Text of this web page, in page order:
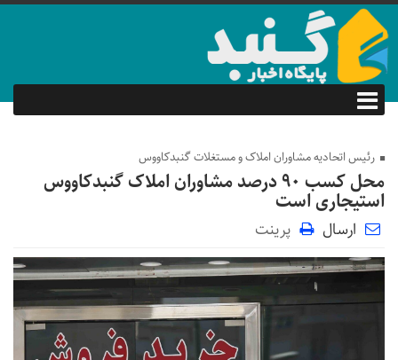
رئیس اتحادیه مشاوران املاک و مستغلات گنبدکاووس
محل کسب ۹۰ درصد مشاوران املاک گنبدکاووس
استیجاری است
ارسال پرینت